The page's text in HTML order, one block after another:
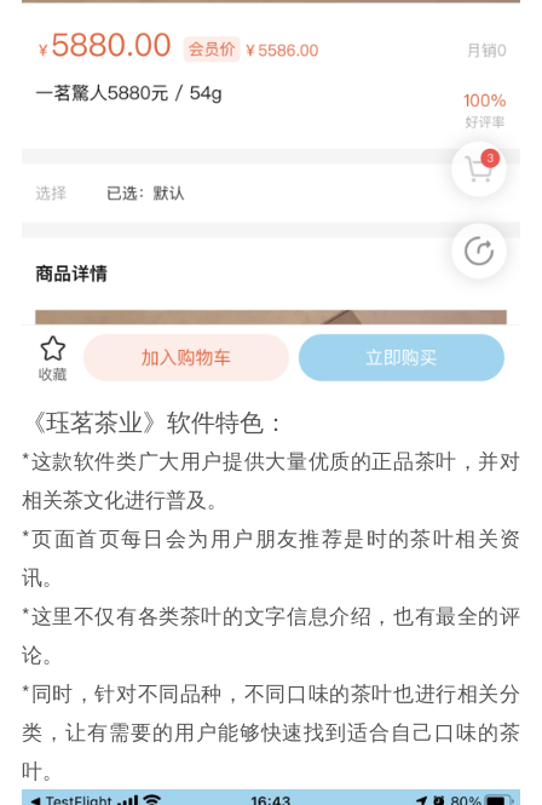
《珏茗茶业》软件特色：
*这款软件类广大用户提供大量优质的正品茶叶，并对
相关茶文化进行普及。
*页面首页每日会为用户朋友推荐是时的茶叶相关资
讯。
*这里不仅有各类茶叶的文字信息介绍，也有最全的评
论。
*同时，针对不同品种，不同口味的茶叶也进行相关分
类，让有需要的用户能够快速找到适合自己口味的茶
叶。